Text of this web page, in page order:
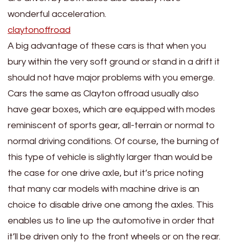
wonderful acceleration.
claytonoffroad
A big advantage of these cars is that when you
bury within the very soft ground or stand in a drift it
should not have major problems with you emerge.
Cars the same as Clayton offroad usually also
have gear boxes, which are equipped with modes
reminiscent of sports gear, all-terrain or normal to
normal driving conditions. Of course, the burning of
this type of vehicle is slightly larger than would be
the case for one drive axle, but it’s price noting
that many car models with machine drive is an
choice to disable drive one among the axles. This
enables us to line up the automotive in order that
it’ll be driven only to the front wheels or on the rear.